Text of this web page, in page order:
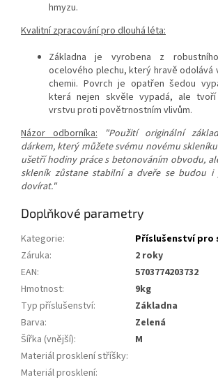
hmyzu.
Kvalitní zpracování pro dlouhá léta:
Základna je vyrobena z
ocelového plechu, který hravě odolává
chemii. Povrch je opatřen šedou
která nejen skvěle vypadá, ale tvoří
vrstvu proti povětrnostním vlivům.
Názor odborníka:
"Použití originální
dárkem, který můžete svému novému
ušetří hodiny práce s betonováním obvodu,
skleník zůstane stabilní a dveře se budou i
dovírat."
Doplňkové parametry
Kategorie:
Příslušenství pro
Záruka:
2 roky
EAN:
5703774203732
Hmotnost:
9kg
Typ příslušenství:
základna
Barva:
zelená
Šířka (vnější):
m
Materiál prosklení stříšky:
Materiál prosklení: